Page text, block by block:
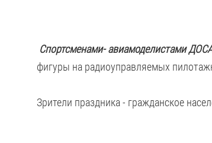
Спортсменами- авиамоделистами
фигуры на радиоуправляемых
Зрители праздника - гражданское